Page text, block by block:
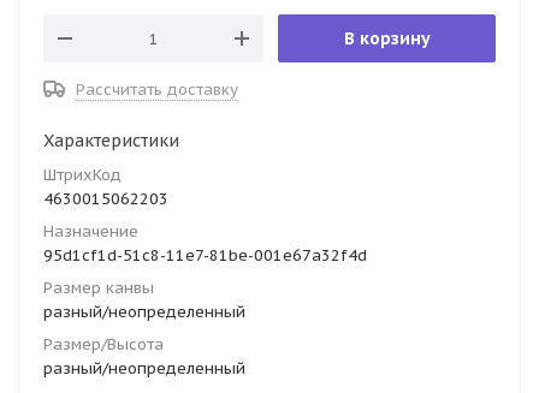
В корзину
Рассчитать доставку
Характеристики
ШтрихКод
4630015062203
Назначение
95d1cf1d-51c8-11e7-81be-001e67a32f4d
Размер канвы
разный/неопределенный
Размер/Высота
разный/неопределенный